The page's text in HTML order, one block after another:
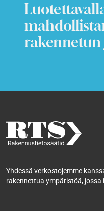
Yhdessä verkostojemme
rakennettua ympäristöä, jossa